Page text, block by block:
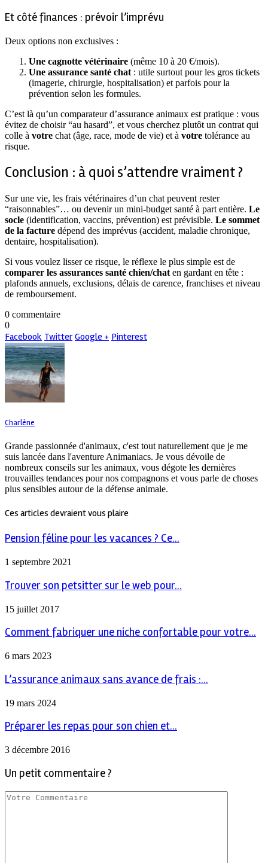
Et côté finances : prévoir l’imprévu
Deux options non exclusives :
Une cagnotte vétérinaire (même 10 à 20 €/mois).
Une assurance santé chat : utile surtout pour les gros tickets
(imagerie, chirurgie, hospitalisation) et parfois pour la
prévention selon les formules.
C’est là qu’un comparateur d’assurance animaux est pratique : vous
évitez de choisir “au hasard”, et vous cherchez plutôt un contrat qui
colle à votre chat (âge, race, mode de vie) et à votre tolérance au
risque.
Conclusion : à quoi s’attendre vraiment ?
Sur une vie, les frais vétérinaires d’un chat peuvent rester
“raisonnables”… ou devenir un mini-budget santé à part entière. Le
socle (identification, vaccins, prévention) est prévisible. Le sommet
de la facture dépend des imprévus (accident, maladie chronique,
dentaire, hospitalisation).
Si vous voulez lisser ce risque, le réflexe le plus simple est de
comparer les assurances santé chien/chat en gardant en tête :
plafonds annuels, exclusions, délais de carence, franchises et niveau
de remboursement.
0 commentaire
0
Facebook Twitter Google + Pinterest
Charlène
Grande passionnée d'animaux, c'est tout naturellement que je me
suis lancée dans l'aventure Animaniacs. Je vous dévoile de
nombreux conseils sur les animaux, vous dégote les dernières
trouvailles tendances pour nos compagnons et vous parle de choses
plus sensibles autour de la défense animale.
Ces articles devraient vous plaire
Pension féline pour les vacances ? Ce...
1 septembre 2021
Trouver son petsitter sur le web pour...
15 juillet 2017
Comment fabriquer une niche confortable pour votre...
6 mars 2023
L’assurance animaux sans avance de frais :...
19 mars 2024
Préparer les repas pour son chien et...
3 décembre 2016
Un petit commentaire ?